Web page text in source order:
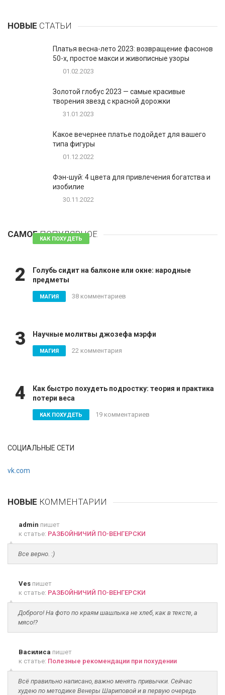
НОВЫЕ СТАТЬИ
Платья весна-лето 2023: возвращение фасонов
50-х, простое макси и живописные узоры
01.02.2023
Золотой глобус 2023 — самые красивые
творения звезд с красной дорожки
31.01.2023
Какое вечернее платье подойдет для вашего
типа фигуры
01.12.2022
Фэн-шуй: 4 цвета для привлечения богатства и
изобилие
30.11.2022
САМОЕПОПУЛЯРНОЕ
КАК ПОХУДЕТЬ 81 комментарий
2
Голубь сидит на балконе или окне: народные
предметы
МАГИЯ 38 комментариев
3 Научные молитвы джозефа мэрфи
МАГИЯ 22 комментария
4
Как быстро похудеть подростку: теория и практика
потери веса
КАК ПОХУДЕТЬ 19 комментариев
СОЦИАЛЬНЫЕ СЕТИ
vk.com
НОВЫЕ КОММЕНТАРИИ
admin пишет
к статье: РАЗБОЙНИЧИЙ ПО-ВЕНГЕРСКИ
Все верно. :)
Ves пишет
к статье: РАЗБОЙНИЧИЙ ПО-ВЕНГЕРСКИ
Доброго! На фото по краям шашлыка не хлеб, как в тексте, а
мясо!?
Василиса пишет
к статье: Полезные рекомендации при похудении
Всё правильно написано, важно менять привычки. Сейчас
худею по методике Венеры Шариповой и в первую очередь